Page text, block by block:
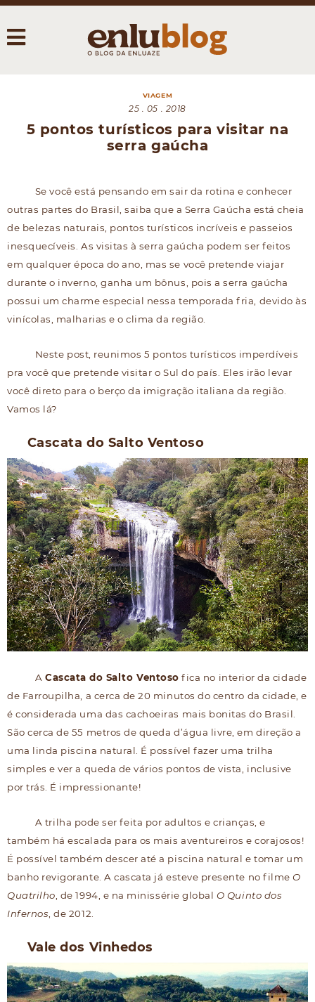
VIAGEM
25 . 05 . 2018
5 pontos turísticos para visitar na
serra gaúcha
Se você está pensando em sair da rotina e conhecer
outras partes do Brasil, saiba que a Serra Gaúcha está cheia
de belezas naturais, pontos turísticos incríveis e passeios
inesquecíveis. As visitas à serra gaúcha podem ser feitos
em qualquer época do ano, mas se você pretende viajar
durante o inverno, ganha um bônus, pois a serra gaúcha
possui um charme especial nessa temporada fria, devido às
vinícolas, malharias e o clima da região.
Neste post, reunimos 5 pontos turísticos imperdíveis
pra você que pretende visitar o Sul do país. Eles irão levar
você direto para o berço da imigração italiana da região.
Vamos lá?
Cascata do Salto Ventoso
A Cascata do Salto Ventoso fica no interior da cidade
de Farroupilha, a cerca de 20 minutos do centro da cidade, e
é considerada uma das cachoeiras mais bonitas do Brasil.
São cerca de 55 metros de queda d’água livre, em direção a
uma linda piscina natural. É possível fazer uma trilha
simples e ver a queda de vários pontos de vista, inclusive
por trás. É impressionante!
A trilha pode ser feita por adultos e crianças, e
também há escalada para os mais aventureiros e corajosos!
É possível também descer até a piscina natural e tomar um
banho revigorante. A cascata já esteve presente no filmeO
Quatrilho , de 1994, e na minissérie global O Quinto dos
Infernos , de 2012.
Vale dos Vinhedos